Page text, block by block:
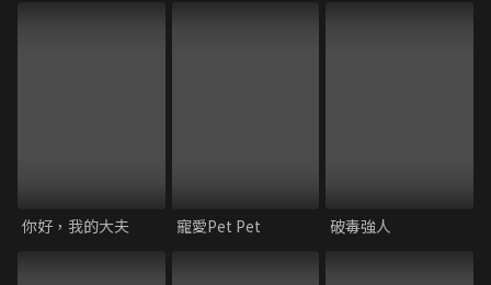
你好，我的大夫 寵愛Pet Pet 破毒強人